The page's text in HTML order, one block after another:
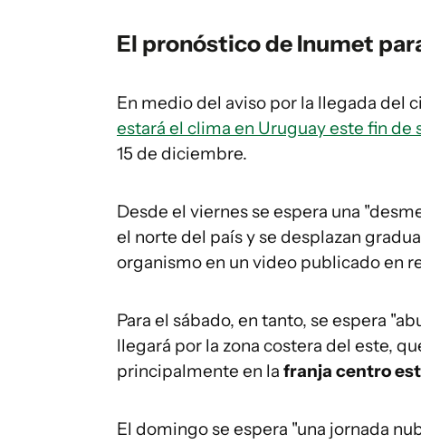
El pronóstico de Inumet
En medio del aviso por la llegada del
estará el clima en Uruguay este fin de
15 de diciembre.
Desde el viernes se espera una
el norte del país y se desplazan
organismo en un video publicado en
Para el sábado, en tanto, se espera
llegará por la zona costera del este,
principalmente en la franja centro
El domingo se espera "una jornada